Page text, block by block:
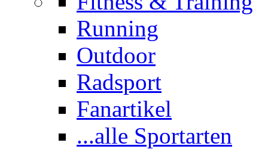
Running
Outdoor
Radsport
Fanartikel
...alle Sportarten